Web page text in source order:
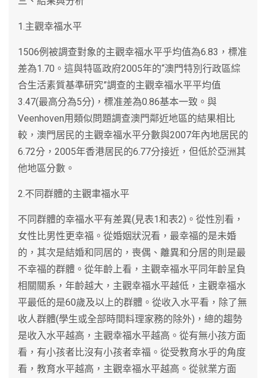
1.主觀幸福水平
1506例被調查對象的主觀幸福水平乎均值為6.83，標准
差為1.70。這與特區政府2005年的“澳門特別行政區綜
合生活素質基準研究”調查的主觀幸福水平平均值
3.47(最高分為5分)，標准差為0.86基本一致。與
Veenhoven用類似問題調查澳門鄰近地區的結果相比
較，澳門居民的主觀幸福水平分數與2007年內地居民的
6.72分，2005年香港居民的6.77分接近，但低於亞洲其
他地區分數。
2.不同群體的主觀聿福水平
不同群體的幸福水平有差異(見表1和表2)。從性別看，
女性比男性更幸福。從婚姻狀況看，最幸福的是未婚
的，其次是結婚和同居的，喪偶、離異和分居的則是最
不幸福的群體。從年齡上看，主觀幸福水平同年齡呈負
相關關系，年齡越大，主觀幸福水平越低，主觀幸福水
平最低的是60歲及以上的群體。從收入水平看，除了無
收人群體(學生或全部時間料理家務的除外)，總的趨勢
是收入水平越高，主觀幸福水平越高。從有無小孩方面
看，有小孩者比沒有小孩者幸福。從受教育水乎的角度
看，教育水平越高，主觀幸福水平越高。從就業方面